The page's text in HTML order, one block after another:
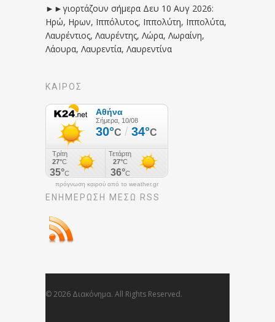
►►γιορτάζουν σήμερα Δευ 10 Αυγ 2026:
Ηρώ, Ηρων, Ιππόλυτος, Ιππολύτη, Ιππολύτα,
Λαυρέντιος, Λαυρέντης, Λώρα, Λωραίνη,
Λάουρα, Λαυρεντία, Λαυρεντίνα
ΚΑΙΡΟΣ
πρόγνωση καιρού από το weather.gr
ΕΝΗΜΈΡΩΣΉ ΜΕΣΩ RSS
© 2026 Διακόνημα. All Rights Reserved.